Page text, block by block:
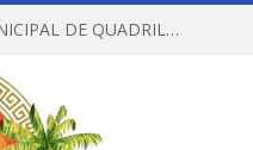
REGULAMENTO DO X CONCURSO INTERMUNICIPAL DE QUADRILHAS JUNINAS – 2026 – ARRAIÁ DA VENEZA